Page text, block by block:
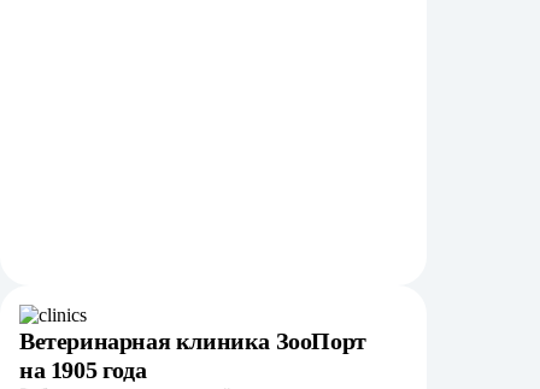
Ветеринарная клиника ЗооПорт
на 1905 года